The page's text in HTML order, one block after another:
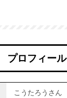
プロフィール
こうたろうさん